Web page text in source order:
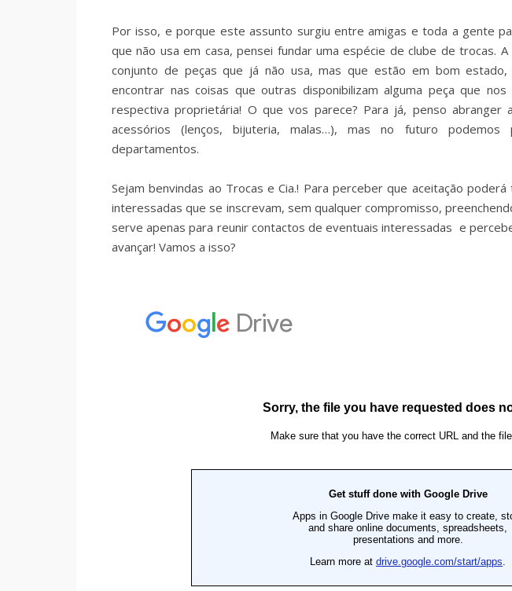
Por isso, e porque este assunto surgiu entre amigas e toda a gente
que não usa em casa, pensei fundar uma espécie de clube de trocas.
conjunto de peças que já não usa, mas que estão em bom estado,
encontrar nas coisas que outras disponibilizam alguma peça que
respectiva proprietária! O que vos parece? Para já, penso abranger
acessórios (lenços, bijuteria, malas…), mas no futuro
departamentos.
Sejam benvindas ao Trocas e Cia.! Para perceber que aceitação
interessadas que se inscrevam, sem qualquer compromisso,
serve apenas para reunir contactos de eventuais interessadas e
avançar! Vamos a isso?